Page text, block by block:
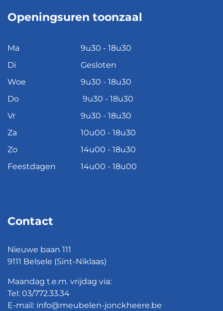
Openingsuren toonzaal
Ma
9u30 - 18u30
Di
Gesloten
Woe
9u30 - 18u30
Do
9u30 - 18u30
Vr
9u30 - 18u30
Za
10u00 - 18u30
Zo
14u00 - 18u30
Feestdagen
14u00 - 18u00
Contact
Nieuwe baan 111
9111 Belsele (Sint-Niklaas)
Maandag t.e.m. vrijdag via:
Tel: 03/772.33.34
E-mail: info@meubelen-jonckheere.be